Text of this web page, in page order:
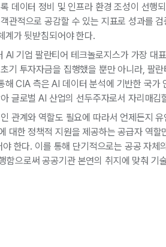
데이터 정비 및 인프라 환경 조성이 선행
관적으로 공감할 수 있는 지표로 성과를
계가 뒷받침되어야 한다.
AI 기업 팔란티어 테크놀로지스가 가장 대
기 투자자금을 집행했을 뿐만 아니라, 팔
해 CIA 측은 AI 데이터 분석에 기반한 국가
글로벌 AI 산업의 선두주자로서 자리매김
관계와 역할도 필요에 따라서 언제든지
대한 정책적 지원을 제공하는 공급자 역
한다. 이를 통해 단기적으로는 공공 자체
함으로써 공공기관 본연의 취지에 맞춰 기